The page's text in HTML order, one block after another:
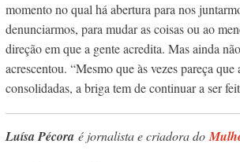
momento no qual há abertura para nos
denunciarmos, para mudar as coisas ou ao
direção em que a gente acredita. Mas ainda
acrescentou. “Mesmo que às vezes pareça que
consolidadas, a briga tem de continuar a ser
Luísa Pécoraé jornalista e criadora do